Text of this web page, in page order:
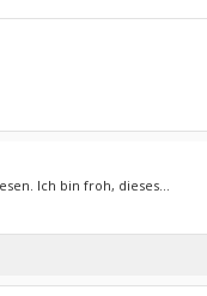
Ich bin froh, dieses...